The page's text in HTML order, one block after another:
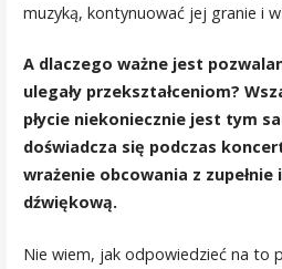
muzyką, kontynuować jej granie i
A dlaczego ważne jest
ulegały przekształceniom?
płycie niekoniecznie jest tym
doświadcza się podczas
wrażenie obcowania z zupełnie
dźwiękową.
Nie wiem, jak odpowiedzieć na to